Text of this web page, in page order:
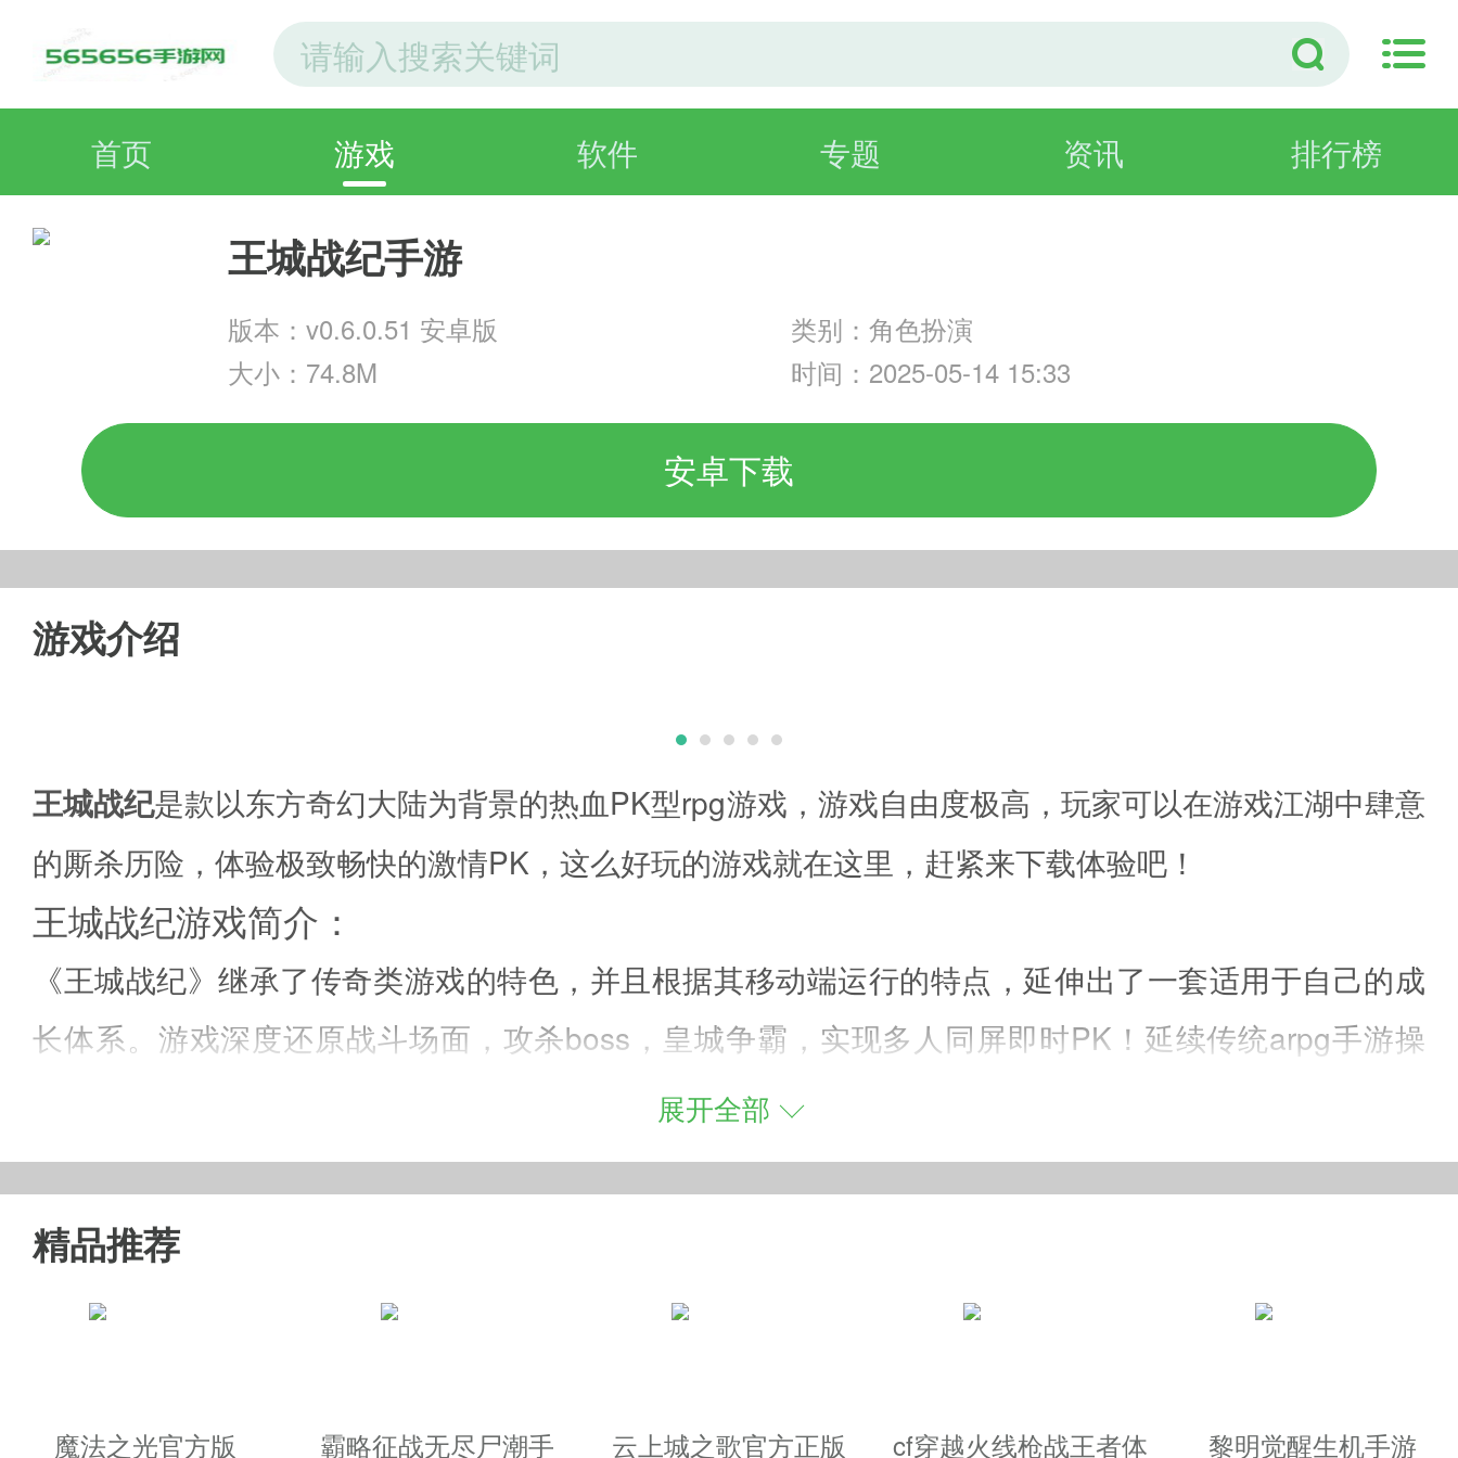
首页 游戏 软件 专题 资讯 排行榜
王城战纪手游
版本：v0.6.0.51 安卓版
类别：角色扮演
大小：74.8M
时间：2025-05-14 15:33
安卓下载
游戏介绍
王城战纪是款以东方奇幻大陆为背景的热血PK型rpg游戏，游戏自由度极高，玩家可以在游戏江湖中肆意
的厮杀历险，体验极致畅快的激情PK，这么好玩的游戏就在这里，赶紧来下载体验吧！
王城战纪游戏简介：
《王城战纪》继承了传奇类游戏的特色，并且根据其移动端运行的特点，延伸出了一套适用于自己的成
长体系。游戏深度还原战斗场面，攻杀boss，皇城争霸，实现多人同屏即时PK！延续传统arpg手游操
作，让行动简单粗暴！华丽的坐骑翅膀，从培养方式和视觉效果上横向拓宽游戏内容！精简冒险方式，
加快游戏节奏，让人们在饮茶歇手的片刻也能享受战场风云！
王城战纪官方版游戏特色：
展开全部
精品推荐
魔法之光官方版
霸略征战无尽尸潮手
云上城之歌官方正版
cf穿越火线枪战王者体
黎明觉醒生机手游